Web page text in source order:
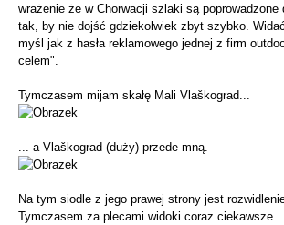
wrażenie że w Chorwacji szlaki są
tak, by nie dojść gdziekolwiek zbyt szybko.
myśl jak z hasła reklamowego jednej z firm
celem".
Tymczasem mijam skałę Mali Vlaškograd...
... a Vlaškograd (duży) przede mną.
Na tym siodle z jego prawej strony jest
Tymczasem za plecami widoki coraz ciekawsze...